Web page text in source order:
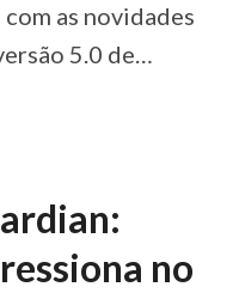
as novidades
5.0 de
no